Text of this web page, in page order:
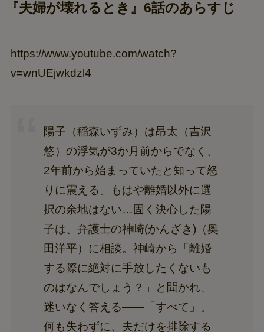
『夫婦が壊れるとき』6話のあらすじ
https://www.youtube.com/watch?
v=wnUEjwkdzl4
陽子（稲森いずみ）は昂太（吉沢
悠）の浮気が3か月前からでなく、
2年前から始まっていたと知って怒
りに震える。もはや離婚以外に選
択の余地はない…固く決心した陽
子は、弁護士の神崎(かんざき)（奥
田洋平）に相談。神崎から「離婚
する際に絶対に手放したくないも
のはなんでしょう？」と聞かれ、
迷いなく答える――「すべて」。
何も失わずに、夫だけを排除する